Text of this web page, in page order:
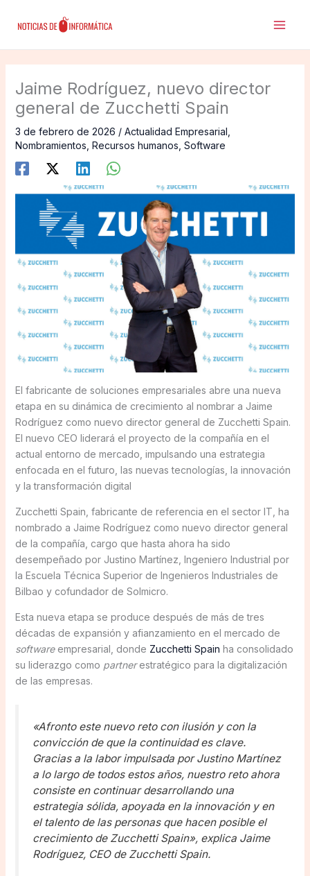
Jaime Rodríguez, nuevo director
general de Zucchetti Spain
3 de febrero de 2026 / Actualidad Empresarial
Nombramientos Recursos humanos Software
El fabricante de soluciones empresariales abre una nueva
etapa en su dinámica de crecimiento al nombrar a Jaime
Rodríguez como nuevo director general de Zucchetti Spain.
El nuevo CEO liderará el proyecto de la compañía en el
actual entorno de mercado, impulsando una estrategia
enfocada en el futuro, las nuevas tecnologías, la innovación
y la transformación digital
Zucchetti Spain, fabricante de referencia en el sector IT, ha
nombrado a Jaime Rodríguez como nuevo director general
de la compañía, cargo que hasta ahora ha sido
desempeñado por Justino Martínez, Ingeniero Industrial por
la Escuela Técnica Superior de Ingenieros Industriales de
Bilbao y cofundador de Solmicro.
Esta nueva etapa se produce después de más de tres
décadas de expansión y afianzamiento en el mercado de
softwareempresarial, donde Zucchetti Spain ha consolidado
su liderazgo como partnerestratégico para la digitalización
de las empresas.
«Afronto este nuevo reto con ilusión y con la
convicción de que la continuidad es clave.
Gracias a la labor impulsada por Justino Martínez
a lo largo de todos estos años, nuestro reto ahora
consiste en continuar desarrollando una
estrategia sólida, apoyada en la innovación y en
el talento de las personas que hacen posible el
crecimiento de Zucchetti Spain», explica Jaime
Rodríguez, CEO de Zucchetti Spain.